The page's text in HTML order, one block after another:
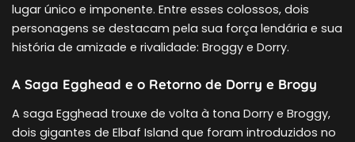
lugar único e imponente. Entre esses colossos, dois
personagens se destacam pela sua força lendária e sua
história de amizade e rivalidade: Broggy e Dorry.
A Saga Egghead e o Retorno de Dorry e Brogy
A saga Egghead trouxe de volta à tona Dorry e Broggy,
dois gigantes de Elbaf Island que foram introduzidos no